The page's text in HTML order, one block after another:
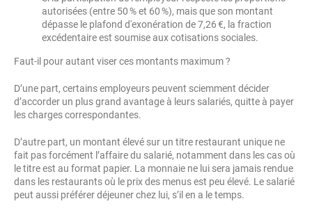
autorisées (entre 50 % et 60 %), mais que son montant
dépasse le plafond d'exonération de 7,26 €, la fraction
excédentaire est soumise aux cotisations sociales.
Faut-il pour autant viser ces montants maximum ?
D’une part, certains employeurs peuvent sciemment décider
d’accorder un plus grand avantage à leurs salariés, quitte à payer
les charges correspondantes.
D’autre part, un montant élevé sur un titre restaurant unique ne
fait pas forcément l’affaire du salarié, notamment dans les cas où
le titre est au format papier. La monnaie ne lui sera jamais rendue
dans les restaurants où le prix des menus est peu élevé. Le salarié
peut aussi préférer déjeuner chez lui, s’il en a le temps.